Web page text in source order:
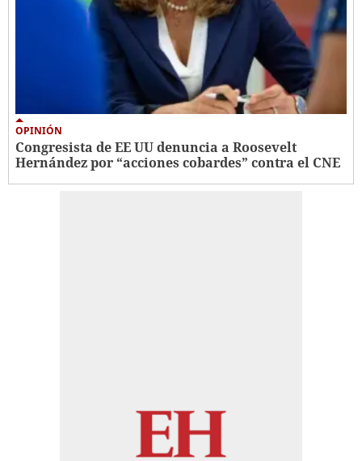
OPINIÓN
Congresista de EE UU denuncia a Roosevelt
Hernández por “acciones cobardes” contra el CNE